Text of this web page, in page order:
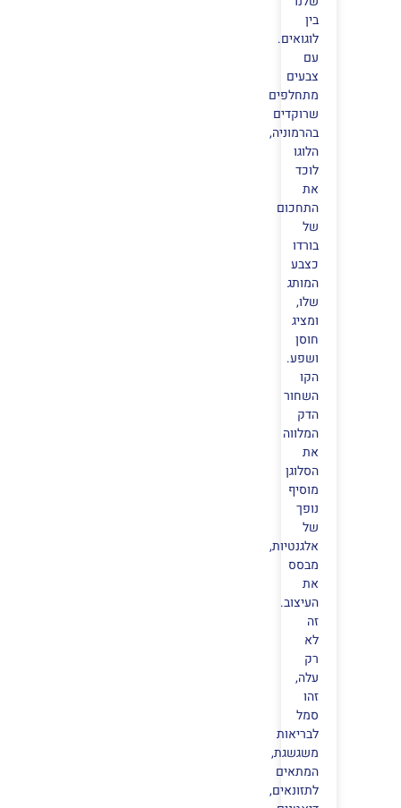
בין
לוגואים.
עם
צבעים
מתחלפים
שרוקדים
בהרמוניה,
הלוגו
לוכד
את
התחכום
של
בורדו
כצבע
המותג
שלו,
ומציג
חוסן
ושפע.
הקו
השחור
הדק
המלווה
את
הסלוגן
מוסיף
נופך
של
אלגנטיות,
מבסס
את
העיצוב.
זה
לא
רק
עלה,
זהו
סמל
לבריאות
משגשגת,
המתאים
לתזונאים,